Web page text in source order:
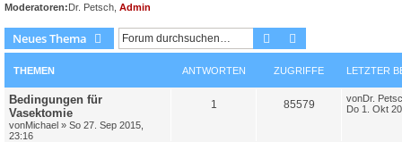
Moderatoren:Dr. Petsch Admin
Neues Thema Suche
THEMEN ANTWORTEN ZUGRIFFE LETZTER
Bedingungen für
Vasektomie
vonMichael » So 27. Sep 2015,
23:16
1 85579 vonDr.
Do 1. Okt